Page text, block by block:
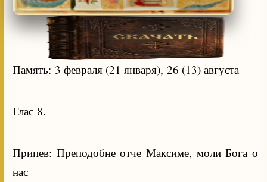
Память: 3 февраля (21 января), 26 (13) августа
Глас 8.
Припев: Преподобне отче Максиме, моли Бога о
нас